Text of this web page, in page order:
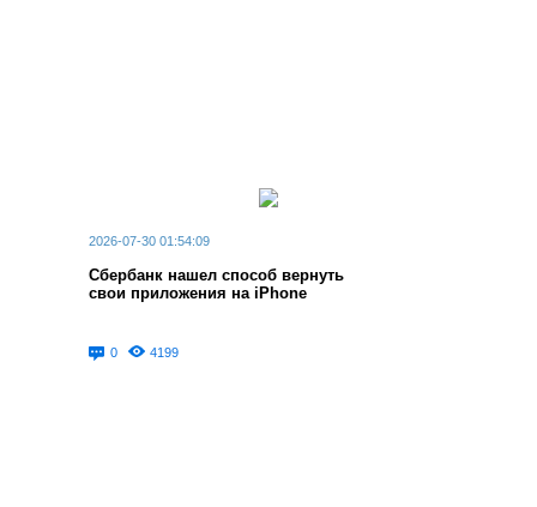
2026-07-30 01:54:09
Сбербанк нашел способ вернуть
свои приложения на iPhone
0 4199